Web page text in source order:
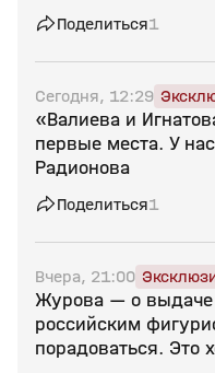
Поделиться1
Сегодня, 12:29
«Валиева и
первые места. У
Радионова
Поделиться1
Вчера, 21:00
Журова — о выдаче
российским
порадоваться. Это